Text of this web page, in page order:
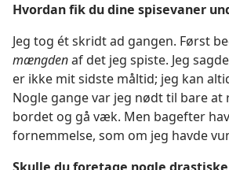
Hvordan fik du dine spisevaner
Jeg tog ét skridt ad gangen. Først
mængdenaf det jeg spiste. Jeg
er ikke mit sidste måltid; jeg kan
Nogle gange var jeg nødt til bare at
bordet og gå væk. Men bagefter
fornemmelse, som om jeg havde